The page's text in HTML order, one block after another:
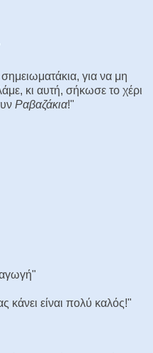
για να μη
κι αυτή, σήκωσε το χέρι
Ραβαζάκια!"
κάνει είναι πολύ καλός!"